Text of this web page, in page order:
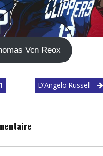
Von Reox
D’Angelo Russell